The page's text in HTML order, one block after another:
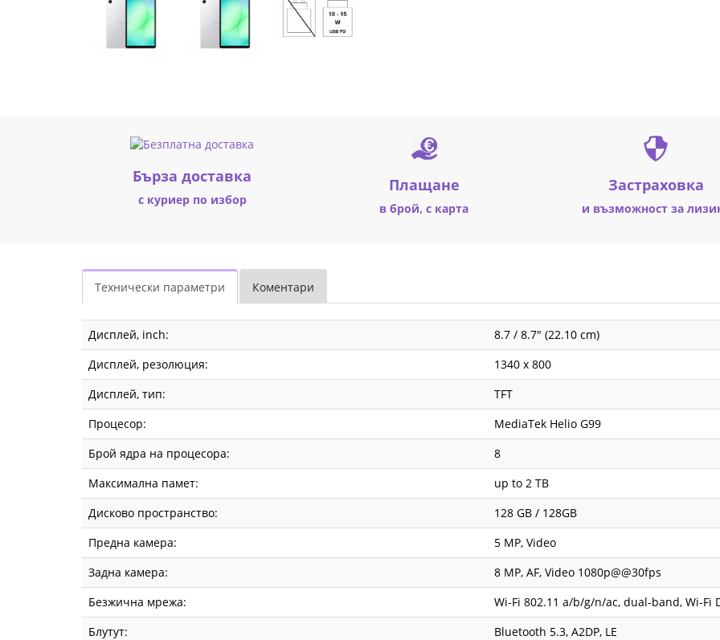
Fly.bg
Бърза доставка
с куриер по избор
Плащане
в брой, с карта
Застраховка
и възможност за
Технически параметри Коментари
Дисплей, inch:
8.7 / 8.7" (22.10 cm)
Дисплей, резолюция:
1340 x 800
Дисплей, тип:
TFT
Процесор:
MediaTek Helio G99
Брой ядра на процесора:
8
Максимална памет:
up to 2 TB
Дисково пространство:
128 GB / 128GB
Предна камера:
5 MP, Video
Задна камера:
8 MP, AF, Video 1080p@@30fps
Безжична мрежа:
Wi-Fi 802.11 a/b/g/n/ac, dual-band, Wi-Fi
Блутут:
Bluetooth 5.3, A2DP, LE